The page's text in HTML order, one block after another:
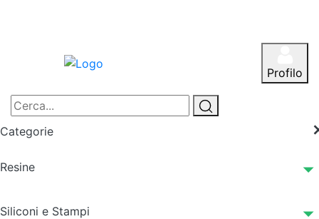
Profilo
Categorie
Resine
Siliconi e Stampi